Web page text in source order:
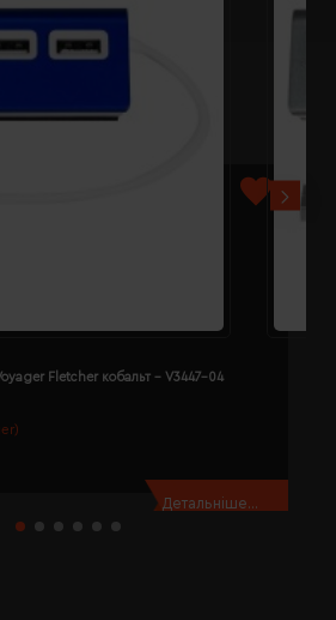
Fletcher кобальт - V3447-04
Детальніше...